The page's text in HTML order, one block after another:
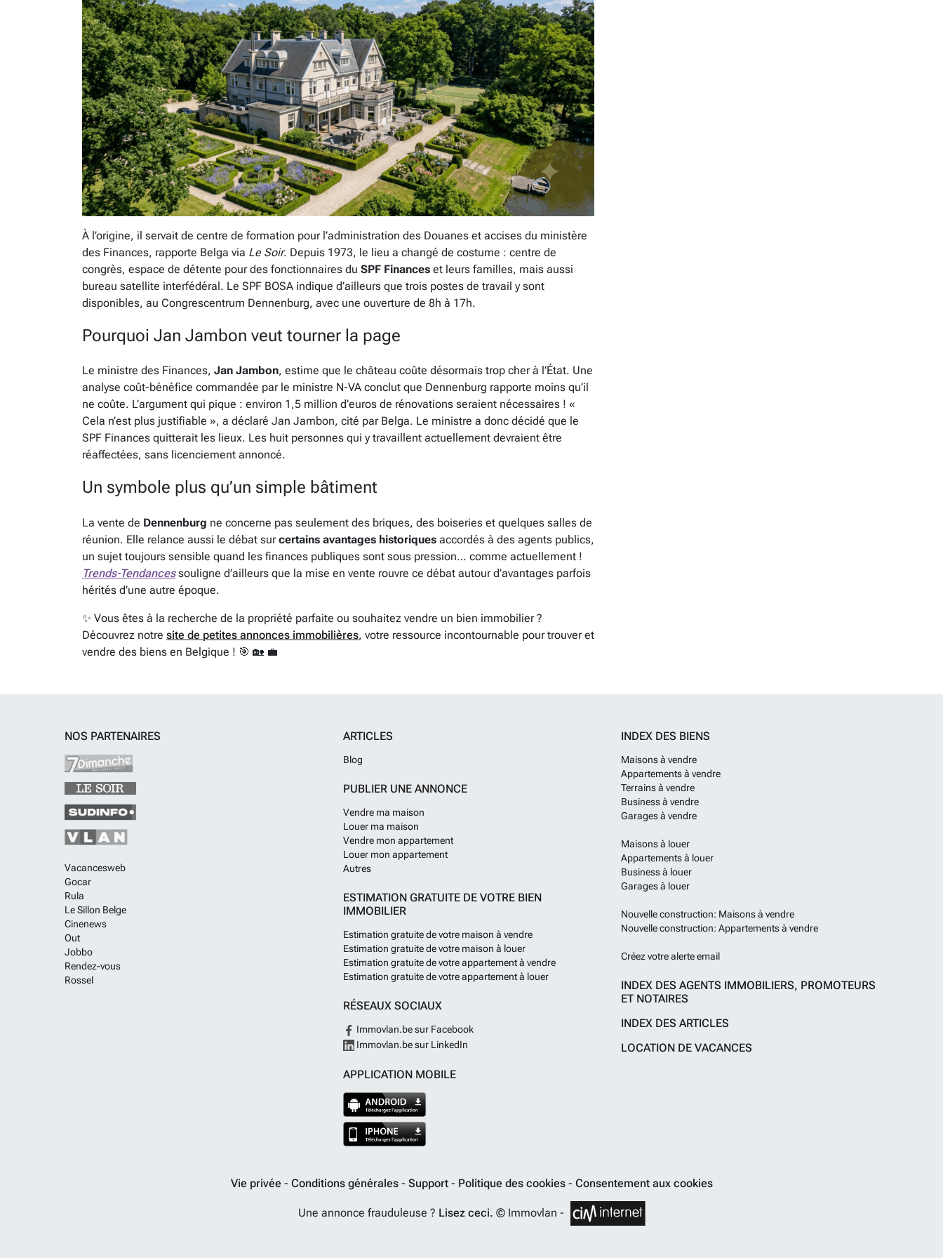
À l’origine, il servait de centre de formation pour l’administration des Douanes et accises du ministère
des Finances, rapporte Belga via Le Soir. Depuis 1973, le lieu a changé de costume : centre de
congrès, espace de détente pour des fonctionnaires du SPF Finances et leurs familles, mais aussi
bureau satellite interfédéral. Le SPF BOSA indique d’ailleurs que trois postes de travail y sont
disponibles, au Congrescentrum Dennenburg, avec une ouverture de 8h à 17h.
Pourquoi Jan Jambon veut tourner la page
Le ministre des Finances, Jan Jambon, estime que le château coûte désormais trop cher à l’État. Une
analyse coût-bénéfice commandée par le ministre N-VA conclut que Dennenburg rapporte moins qu’il
ne coûte. L’argument qui pique : environ 1,5 million d’euros de rénovations seraient nécessaires ! «
Cela n’est plus justifiable », a déclaré Jan Jambon, cité par Belga. Le ministre a donc décidé que le
SPF Finances quitterait les lieux. Les huit personnes qui y travaillent actuellement devraient être
réaffectées, sans licenciement annoncé.
Un symbole plus qu’un simple bâtiment
La vente de Dennenburg ne concerne pas seulement des briques, des boiseries et quelques salles de
réunion. Elle relance aussi le débat surcertains avantages historiques accordés à des agents publics,
un sujet toujours sensible quand les finances publiques sont sous pression… comme actuellement !
Trends-Tendancessouligne d’ailleurs que la mise en vente rouvre ce débat autour d’avantages parfois
hérités d’une autre époque.
✨ Vous êtes à la recherche de la propriété parfaite ou souhaitez vendre un bien immobilier ?
Découvrez notre site de petites annonces immobilières, votre ressource incontournable pour trouver et
vendre des biens en Belgique ! 🎯 🏡 💼
NOS PARTENAIRES
Vacancesweb
Gocar
Rula
Le Sillon Belge
Cinenews
Out
Jobbo
Rendez-vous
Rossel
ARTICLES
Blog
PUBLIER UNE ANNONCE
Vendre ma maison
Louer ma maison
Vendre mon appartement
Louer mon appartement
Autres
ESTIMATION GRATUITE DE VOTRE BIEN
IMMOBILIER
Estimation gratuite de votre maison à vendre
Estimation gratuite de votre maison à louer
Estimation gratuite de votre appartement à vendre
Estimation gratuite de votre appartement à louer
RÉSEAUX SOCIAUX
Immovlan.be sur Facebook
Immovlan.be sur LinkedIn
APPLICATION MOBILE
INDEX DES BIENS
Maisons à vendre
Appartements à vendre
Terrains à vendre
Business à vendre
Garages à vendre
Maisons à louer
Appartements à louer
Business à louer
Garages à louer
Nouvelle construction: Maisons à vendre
Nouvelle construction: Appartements à vendre
Créez votre alerte email
INDEX DES AGENTS IMMOBILIERS, PROMOTEURS
ET NOTAIRES
INDEX DES ARTICLES
LOCATION DE VACANCES
Vie privée - Conditions générales - Support - Politique des cookies - Consentement aux cookies
Une annonce frauduleuse ? Lisez ceci. © Immovlan -